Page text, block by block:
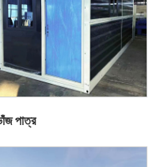
পাত্র